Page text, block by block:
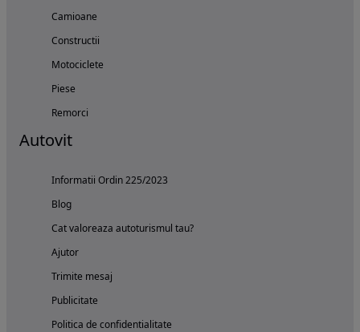
Camioane
Constructii
Motociclete
Piese
Remorci
Autovit
Informatii Ordin 225/2023
Blog
Cat valoreaza autoturismul tau?
Ajutor
Trimite mesaj
Publicitate
Politica de confidentialitate